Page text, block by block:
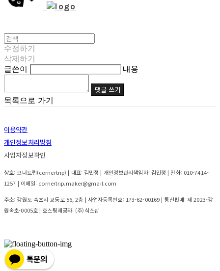
수정하기
삭제하기
글쓴이
내용
댓글 쓰기
목록으로 가기
이용약관
개인정보처리방침
사업자정보확인
상호: 코너트립(cornertrip) | 대표: 김민정 | 개인정보관리책임자: 김민정 | 전화: 010-7414-
1257 | 이메일: cornertrip.maker@gmail.com
주소: 강원도 속초시 교동로 56, 2층 | 사업자등록번호: 173-62-00169 | 통신판매: 제 2023-강
원속초-0005호 | 호스팅제공자: (주)식스샵